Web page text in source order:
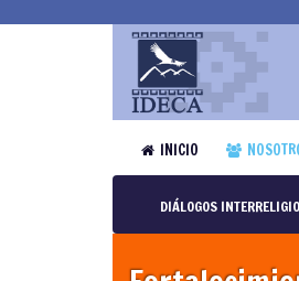
INICIO
DIÁLOGOS